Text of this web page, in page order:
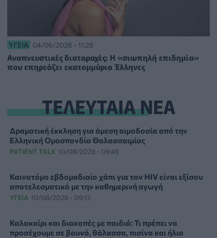
ΥΓΕΊΑ 04/06/2026 - 11:28
Αναπνευστικές διαταραχές: Η «σιωπηλή επιδημία»
που επηρεάζει εκατομμύρια Έλληνες
ΤΕΛΕΥΤΑΙΑ ΝΕΑ
Δραματική έκκληση για άμεση αιμοδοσία από την
Ελληνική Ομοσπονδία Θαλασσαιμίας
PATIENT TALK 10/08/2026 - 09:49
Καινοτόμο εβδομαδιαίο χάπι για τον HIV είναι εξίσου
αποτελεσματικό με την καθημερινή αγωγή
ΥΓΕΊΑ 10/08/2026 - 09:13
Καλοκαίρι και διακοπές με παιδιά: Τι πρέπει να
προσέχουμε σε βουνό, θάλασσα, πισίνα και ήλιο